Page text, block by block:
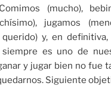
(mucho),
jugamos
y, en
siempre es uno de
y jugar bien no fue
Siguiente